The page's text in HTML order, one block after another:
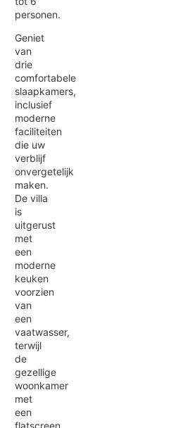
personen.
Geniet
van
drie
comfortabele
slaapkamers,
inclusief
moderne
faciliteiten
die uw
verblijf
onvergetelijk
maken.
De villa
is
uitgerust
met
een
moderne
keuken
voorzien
van
een
vaatwasser,
terwijl
de
gezellige
woonkamer
met
een